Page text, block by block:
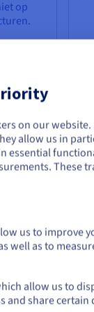
op
proces zijn,
al vooraf
de
het
Docker-
en
VPS zorgt
containers.
voor
bevinden.
doorbladeren en
on our website.
allow us in
essential
These
us to improve
well as to
allow us to
and share certain